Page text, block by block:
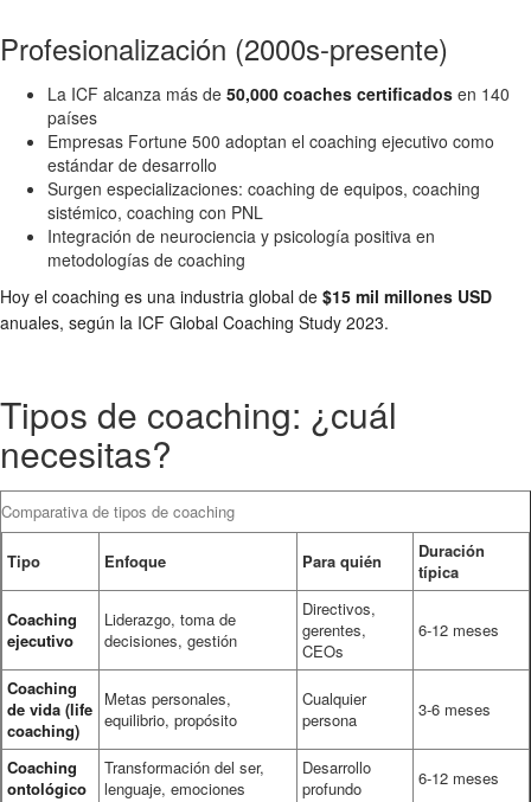
Profesionalización (2000s-presente)
La ICF alcanza más de 50,000 coaches certificados en 140
países
Empresas Fortune 500 adoptan el coaching ejecutivo como
estándar de desarrollo
Surgen especializaciones: coaching de equipos, coaching
sistémico, coaching con PNL
Integración de neurociencia y psicología positiva en
metodologías de coaching
Hoy el coaching es una industria global de $15 mil millones USD
anuales, según la ICF Global Coaching Study 2023.
Tipos de coaching: ¿cuál
necesitas?
Comparativa de tipos de coaching
Tipo Enfoque Para quién
Duración
típica
Coaching
ejecutivo
Liderazgo, toma de
decisiones, gestión
Directivos,
gerentes,
CEOs
6-12 meses
Coaching
de vida (life
coaching)
Metas personales,
equilibrio, propósito
Cualquier
persona
3-6 meses
Coaching
ontológico
Transformación del ser,
lenguaje, emociones
Desarrollo
profundo
6-12 meses